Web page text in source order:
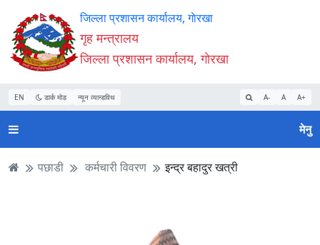
Accessibility
Mode
सुरु
गर्नुहोस्
सामाग्री
पढ्नुहाेस्
नेभिगेसन
पढ्नुहाेस्
वेबसाइट
खोजमा
जानुहोस्
जिल्ला प्रशासन कार्यालय, गाेरखा
गृह मन्त्रालय
जिल्ला प्रशासन कार्यालय, गाेरखा
EN डार्क मोड न्यून व्यान्डविथ A- A A+
मेनु
पछाडी कर्मचारी विवरण इन्द्र बहादुर खत्री